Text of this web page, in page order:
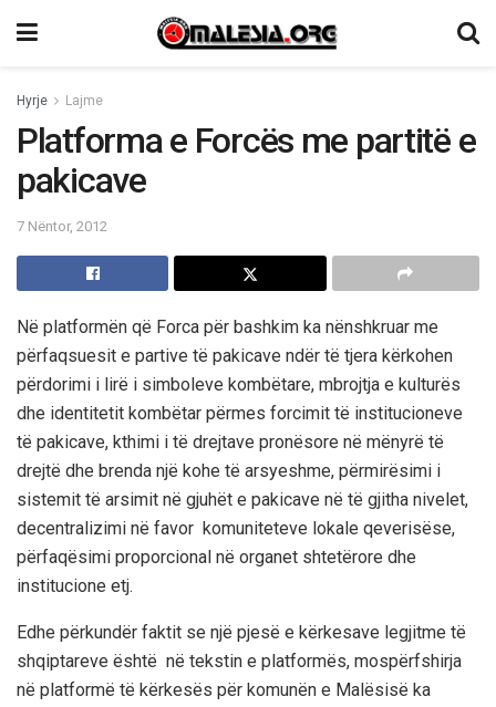
Hyrje Lajme
Platforma e Forcës me partitë e
pakicave
7 Nëntor, 2012
Në platformën që Forca për bashkim ka nënshkruar me
përfaqsuesit e partive të pakicave ndër të tjera kërkohen
përdorimi i lirë i simboleve kombëtare, mbrojtja e kulturës
dhe identitetit kombëtar përmes forcimit të institucioneve
të pakicave, kthimi i të drejtave pronësore në mënyrë të
drejtë dhe brenda një kohe të arsyeshme, përmirësimi i
sistemit të arsimit në gjuhët e pakicave në të gjitha nivelet,
decentralizimi në favor komuniteteve lokale qeverisëse,
përfaqësimi proporcional në organet shtetërore dhe
institucione etj.
Edhe përkundër faktit se një pjesë e kërkesave legjitme të
shqiptareve është në tekstin e platformës, mospërfshirja
në platformë të kërkesës për komunën e Malësisë ka